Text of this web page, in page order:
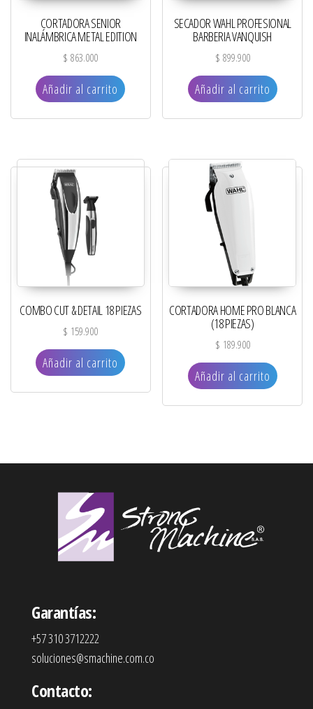
CORTADORA SENIOR
INALÁMBRICA METAL EDITION
$ 863.000
Añadir al carrito
SECADOR WAHL PROFESIONAL
BARBERIA VANQUISH
$ 899.900
Añadir al carrito
COMBO CUT & DETAIL 18 PIEZAS
$ 159.900
Añadir al carrito
CORTADORA HOME PRO BLANCA
(18 PIEZAS)
$ 189.900
Añadir al carrito
Garantías:
+57 310 3712222
soluciones@smachine.com.co
Contacto: